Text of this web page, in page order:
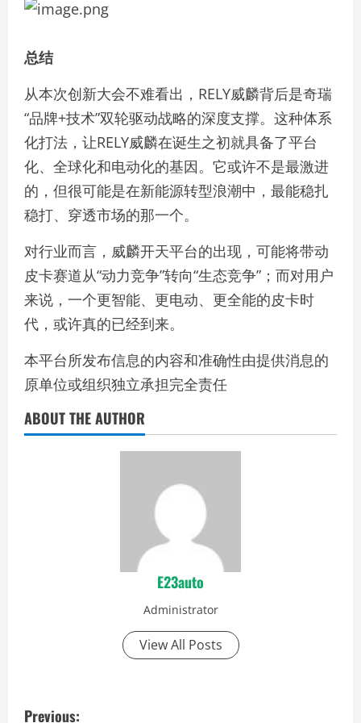
总结
从本次创新大会不难看出，RELY威麟背后是奇瑞
“品牌+技术”双轮驱动战略的深度支撑。这种体系
化打法，让RELY威麟在诞生之初就具备了平台
化、全球化和电动化的基因。它或许不是最激进
的，但很可能是在新能源转型浪潮中，最能稳扎
稳打、穿透市场的那一个。
对行业而言，威麟开天平台的出现，可能将带动
皮卡赛道从“动力竞争”转向“生态竞争”；而对用户
来说，一个更智能、更电动、更全能的皮卡时
代，或许真的已经到来。
本平台所发布信息的内容和准确性由提供消息的
原单位或组织独立承担完全责任
ABOUT THE AUTHOR
E23auto
Administrator
View All Posts
P
Previous: